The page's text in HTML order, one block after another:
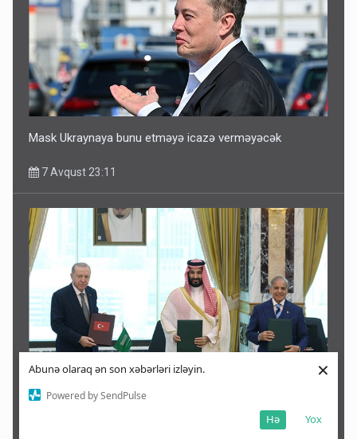
Abunə olaraq ən son xəbərləri izləyin.
Powered by SendPulse
Yox
Hə
×
Mask Ukraynaya bunu etməyə icazə verməyəcək
7 Avqust 23:11
Qonşu ölkədən tarixi razılaşma ilə bağlı qalmaqallı